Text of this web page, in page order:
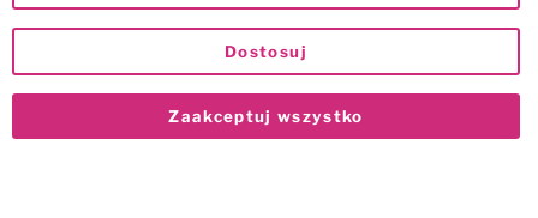
Zaakceptuj wszystko
Dostosuj